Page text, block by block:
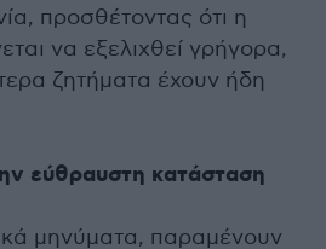
προσθέτοντας ότι η
να εξελιχθεί γρήγορα,
ζητήματα έχουν ήδη
εύθραυστη κατάσταση
μηνύματα, παραμένουν